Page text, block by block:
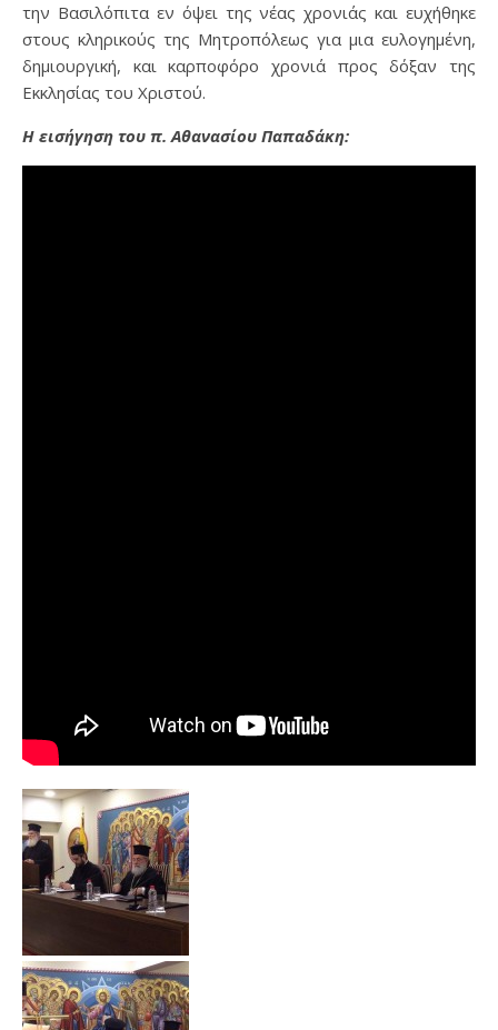
την Βασιλόπιτα εν όψει της νέας χρονιάς και ευχήθηκε
στους κληρικούς της Μητροπόλεως για μια ευλογημένη,
δημιουργική, και καρποφόρο χρονιά προς δόξαν της
Εκκλησίας του Χριστού.
Η εισήγηση του π. Αθανασίου Παπαδάκη: